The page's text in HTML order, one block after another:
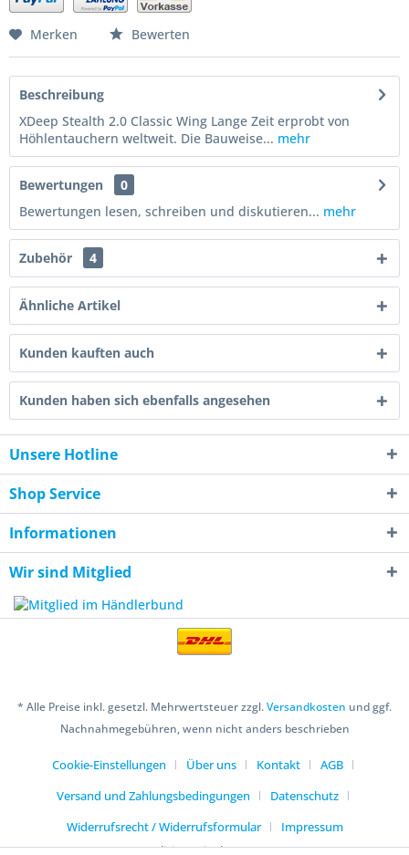
Merken Bewerten
Beschreibung
XDeep Stealth 2.0 Classic Wing Lange Zeit erprobt von
Höhlentauchern weltweit. Die Bauweise... mehr
Bewertungen
0
Bewertungen lesen, schreiben und diskutieren... mehr
Zubehör 4
Ähnliche Artikel
Kunden kauften auch
Kunden haben sich ebenfalls angesehen
Unsere Hotline
Shop Service
Informationen
Wir sind Mitglied
* Alle Preise inkl. gesetzl. Mehrwertsteuer zzgl.Versandkosten und ggf.
Nachnahmegebühren, wenn nicht anders beschrieben
Cookie-Einstellungen Über uns Kontakt
AGB
Versand und Zahlungsbedingungen
Datenschutz
Widerrufsrecht / Widerrufsformular
Impressum
Realisiert mit Shopware